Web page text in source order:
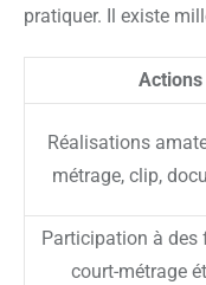
pratiquer. Il existe
Actions
Réalisations
métrage, clip,
Participation à des
court-métrage